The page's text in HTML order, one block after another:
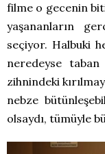
filme o gecenin
yaşananların
seçiyor. Halbuki
neredeyse
zihnindeki
nebze
olsaydı, tümüyle